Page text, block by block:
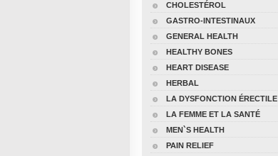
CHOLESTÉROL
GASTRO-INTESTINAUX
GENERAL HEALTH
HEALTHY BONES
HEART DISEASE
HERBAL
LA DYSFONCTION ÉRECTILE
LA FEMME ET LA SANTÉ
MEN`S HEALTH
PAIN RELIEF